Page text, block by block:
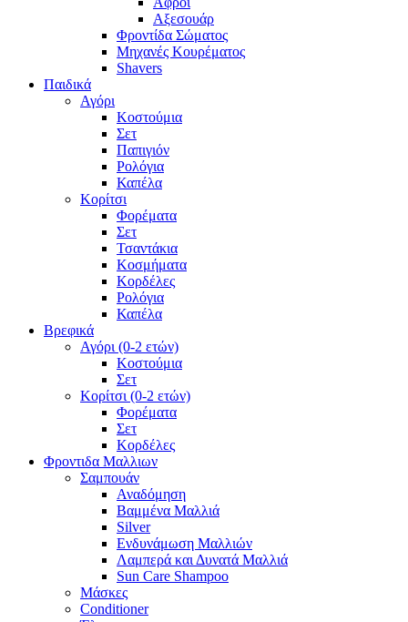
Αξεσουάρ
Φροντίδα Σώματος
Μηχανές Κουρέματος
Shavers
Παιδικά
Αγόρι
Κοστούμια
Σετ
Παπιγιόν
Ρολόγια
Καπέλα
Κορίτσι
Φορέματα
Σετ
Τσαντάκια
Κοσμήματα
Κορδέλες
Ρολόγια
Καπέλα
Βρεφικά
Αγόρι (0-2 ετών)
Κοστούμια
Σετ
Κορίτσι (0-2 ετών)
Φορέματα
Σετ
Κορδέλες
Φροντιδα Μαλλιων
Σαμπουάν
Αναδόμηση
Βαμμένα Μαλλιά
Silver
Ενδυνάμωση Μαλλιών
Λαμπερά και Δυνατά Μαλλιά
Sun Care Shampoo
Μάσκες
Conditioner